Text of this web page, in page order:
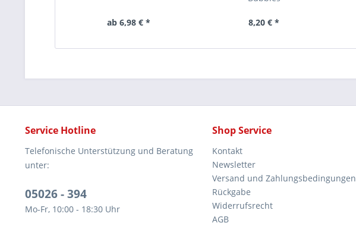
ab 6,98 € * 8,20 € *
Service Hotline
Telefonische Unterstützung und Beratung
unter:
05026 - 394
Mo-Fr, 10:00 - 18:30 Uhr
Shop Service
Kontakt
Newsletter
Versand und Zahlungsbedingungen
Rückgabe
Widerrufsrecht
AGB